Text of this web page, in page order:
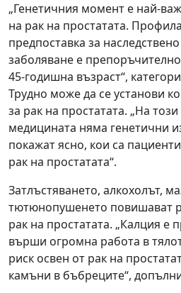
„Генетичния момент е най-
на рак на простатата.
предпоставка за
заболяване е
45-годишна възраст“,
Трудно може да се установи
за рак на простатата. „На
медицината няма генетични
покажат ясно, кои са
рак на простатата“.
Затлъстяването, алкохолът,
тютюнопушенето повишават
рак на простатата. „Калция е
върши огромна работа в
риск освен от рак на
камъни в бъбреците“,